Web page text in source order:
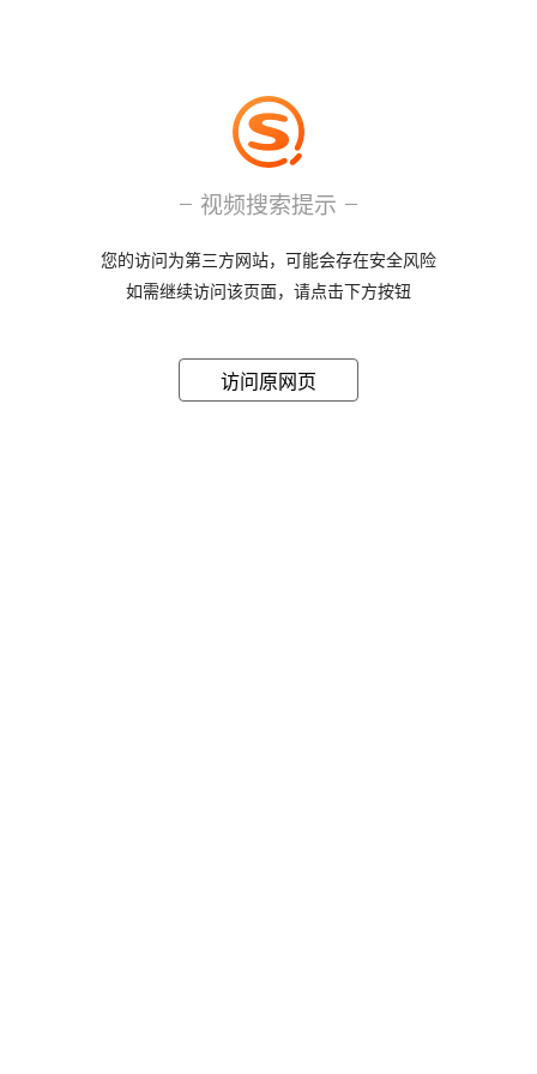
视频搜索提示
您的访问为第三方网站，可能会存在安全风险
如需继续访问该页面，请点击下方按钮
访问原网页